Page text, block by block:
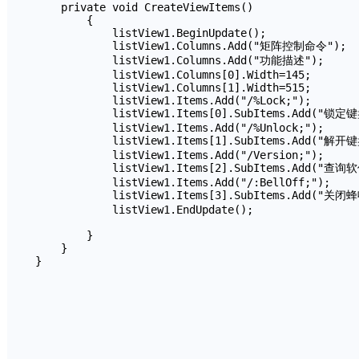
    private void CreateViewItems()
        {
            listView1.BeginUpdate();
            listView1.Columns.Add("矩阵控制命令");
            listView1.Columns.Add("功能描述");
            listView1.Columns[0].Width=145;
            listView1.Columns[1].Width=515;
            listView1.Items.Add("/%Lock;");
listView1.Items[0].SubItems.Add("锁定键
            listView1.Items.Add("/%Unlock;");
listView1.Items[1].SubItems.Add("解开键
            listView1.Items.Add("/Version;");
listView1.Items[2].SubItems.Add("查询软
            listView1.Items.Add("/:BellOff;");
listView1.Items[3].SubItems.Add("关闭蜂
            listView1.EndUpdate();
        }
    }
}